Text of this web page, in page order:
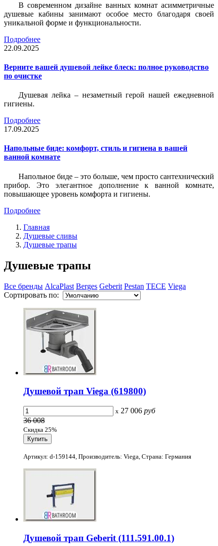
В современном дизайне ванных комнат асимметричные
душевые кабины занимают особое место благодаря своей
уникальной форме и функциональности.
Подробнее
22.09.2025
Верните вашей душевой лейке блеск: полное руководство
по очистке
Душевая лейка – незаметный герой нашей ежедневной
гигиены.
Подробнее
17.09.2025
Напольные биде: комфорт, стиль и гигиена в вашей
ванной комнате
Напольное биде – это больше, чем просто сантехнический
прибор. Это элегантное дополнение к ванной комнате,
повышающее уровень комфорта и гигиены.
Подробнее
Главная
Душевые сливы
Душевые трапы
Душевые трапы
Все бренды AlcaPlast Berges Geberit Pestan TECE Viega
Сортировать по:
Душевой трап Viega (619800)
x 27 006 руб
36 008
Скидка 25%
Артикул: d-159144, Производитель: Viega, Страна: Германия
Душевой трап Geberit (111.591.00.1)